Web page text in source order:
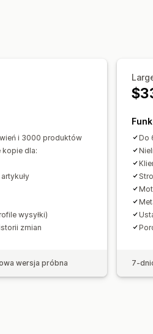
i 3000 produktów
kopie dla:
wysyłki)
zmian
wersja próbna
Do
7-